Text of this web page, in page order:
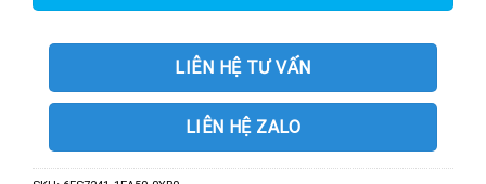
LIÊN HỆ TƯ VẤN
LIÊN HỆ ZALO